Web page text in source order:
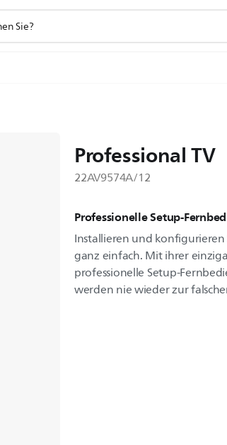
Professional TV
22AV9574A/12
Professionelle Setup-
Installieren und konfigurieren
ganz einfach. Mit ihrer
professionelle Setup-
werden nie wieder zur